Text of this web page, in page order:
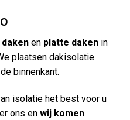
en platte daken in
plaatsen dakisolatie
binnenkant.
isolatie het best voor u
ons en wij komen